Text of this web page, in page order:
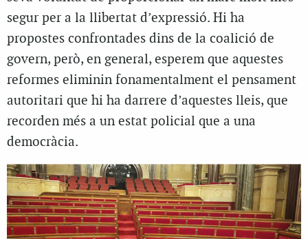
segur per a la llibertat d’expressió. Hi ha
propostes confrontades dins de la coalició de
govern, però, en general, esperem que aquestes
reformes eliminin fonamentalment el pensament
autoritari que hi ha darrere d’aquestes lleis, que
recorden més a un estat policial que a una
democràcia.